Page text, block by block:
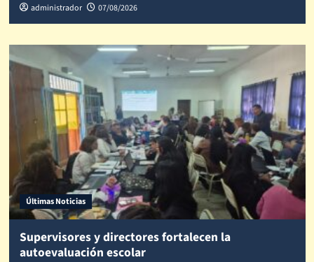
administrador 07/08/2026
Últimas Noticias
Supervisores y directores fortalecen la
autoevaluación escolar